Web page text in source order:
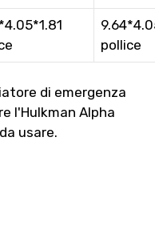
pollice
di emergenza
l'Hulkman Alpha
usare.